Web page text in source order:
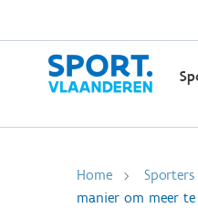
Home Sporters
manier om meer te